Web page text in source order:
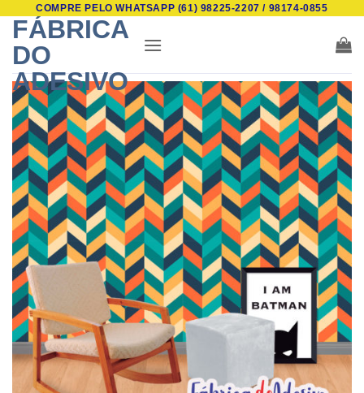
content
COMPRE PELO WHATSAPP (61) 98225-2207 / 98174-0855
FÁBRICA
DO
ADESIVO